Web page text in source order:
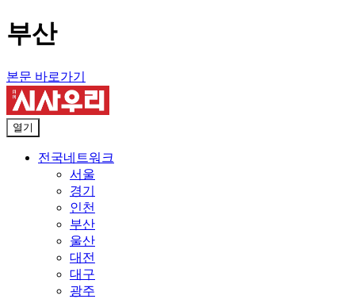
부산
본문 바로가기
열기
전국네트워크
서울
경기
인천
부산
울산
대전
대구
광주